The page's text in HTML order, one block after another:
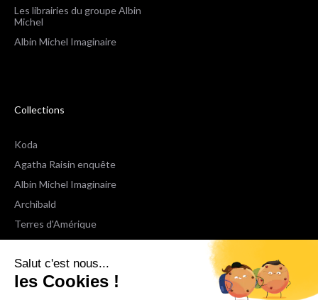
Salut c'est nous...
les Cookies !
Les librairies du groupe Albin
Michel
Albin Michel Imaginaire
Collections
Koda
Agatha Raisin enquête
Albin Michel Imaginaire
Archibald
Terres d'Amérique
Espaces Libres Poche
NOX
Wiz